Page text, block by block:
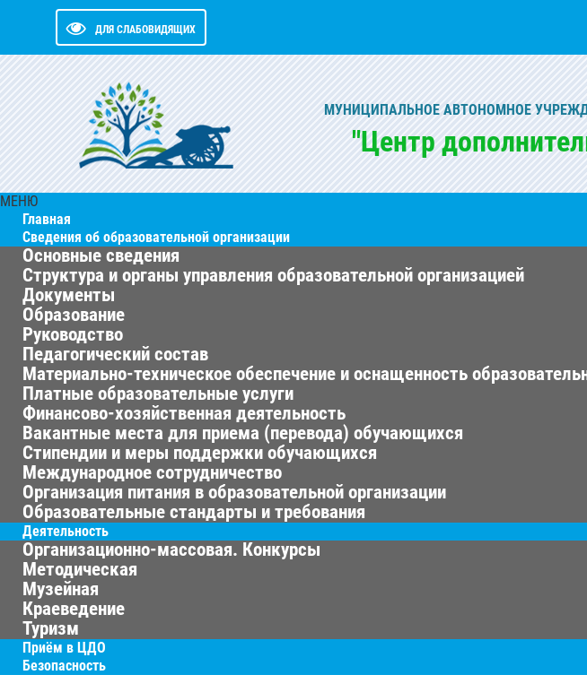
ДЛЯ СЛАБОВИДЯЩИХ
МУНИЦИПАЛЬНОЕ АВТОНОМНОЕ
"Центр
МЕНЮ
Главная
Сведения об образовательной организации
Основные сведения
Структура и органы управления образовательной организацией
Документы
Образование
Руководство
Педагогический состав
Материально-техническое обеспечение и оснащенность
Платные образовательные услуги
Финансово-хозяйственная деятельность
Вакантные места для приема (перевода) обучающихся
Стипендии и меры поддержки обучающихся
Международное сотрудничество
Организация питания в образовательной организации
Образовательные стандарты и требования
Деятельность
Организационно-массовая. Конкурсы
Методическая
Музейная
Краеведение
Туризм
Приём в ЦДО
Безопасность